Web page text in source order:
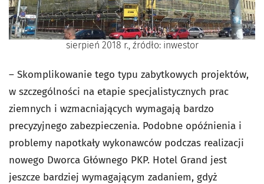
sierpień 2018 r., źródło: inwestor
– Skomplikowanie tego typu zabytkowych projektów,
w szczególności na etapie specjalistycznych prac
ziemnych i wzmacniających wymagają bardzo
precyzyjnego zabezpieczenia. Podobne opóźnienia i
problemy napotkały wykonawców podczas realizacji
nowego Dworca Głównego PKP. Hotel Grand jest
jeszcze bardziej wymagającym zadaniem, gdyż